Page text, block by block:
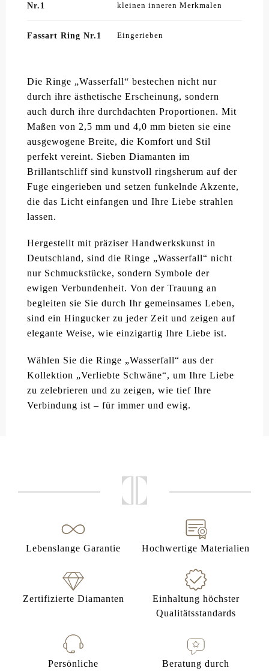
Nr.1
kleinen inneren Merkmalen
Fassart Ring Nr.1 Eingerieben
Die Ringe „Wasserfall“ bestechen nicht nur
durch ihre ästhetische Erscheinung, sondern
auch durch ihre durchdachten Proportionen. Mit
Maßen von 2,5 mm und 4,0 mm bieten sie eine
ausgewogene Breite, die Komfort und Stil
perfekt vereint. Sieben Diamanten im
Brillantschliff sind kunstvoll ringsherum auf der
Fuge eingerieben und setzen funkelnde Akzente,
die das Licht einfangen und Ihre Liebe strahlen
lassen.
Hergestellt mit präziser Handwerkskunst in
Deutschland, sind die Ringe „Wasserfall“ nicht
nur Schmuckstücke, sondern Symbole der
ewigen Verbundenheit. Von der Trauung an
begleiten sie Sie durch Ihr gemeinsames Leben,
sind ein Hingucker zu jeder Zeit und zeigen auf
elegante Weise, wie einzigartig Ihre Liebe ist.
Wählen Sie die Ringe „Wasserfall“ aus der
Kollektion „Verliebte Schwäne“, um Ihre Liebe
zu zelebrieren und zu zeigen, wie tief Ihre
Verbindung ist – für immer und ewig.
Lebenslange Garantie Hochwertige Materialien
Zertifizierte Diamanten
Einhaltung höchster
Qualitätsstandards
Persönliche Beratung durch